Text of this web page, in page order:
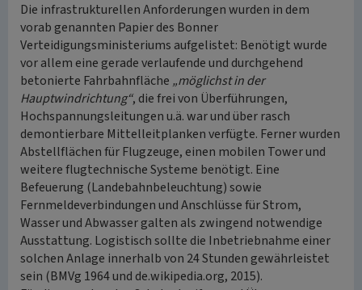
Die infrastrukturellen Anforderungen wurden in dem
vorab genannten Papier des Bonner
Verteidigungsministeriums aufgelistet: Benötigt wurde
vor allem eine gerade verlaufende und durchgehend
betonierte Fahrbahnfläche „möglichst in der
Hauptwindrichtung“, die frei von Überführungen,
Hochspannungsleitungen u.ä. war und über rasch
demontierbare Mittelleitplanken verfügte. Ferner wurden
Abstellflächen für Flugzeuge, einen mobilen Tower und
weitere flugtechnische Systeme benötigt. Eine
Befeuerung (Landebahnbeleuchtung) sowie
Fernmeldeverbindungen und Anschlüsse für Strom,
Wasser und Abwasser galten als zwingend notwendige
Ausstattung. Logistisch sollte die Inbetriebnahme einer
solchen Anlage innerhalb von 24 Stunden gewährleistet
sein (BMVg 1964 und de.wikipedia.org, 2015).